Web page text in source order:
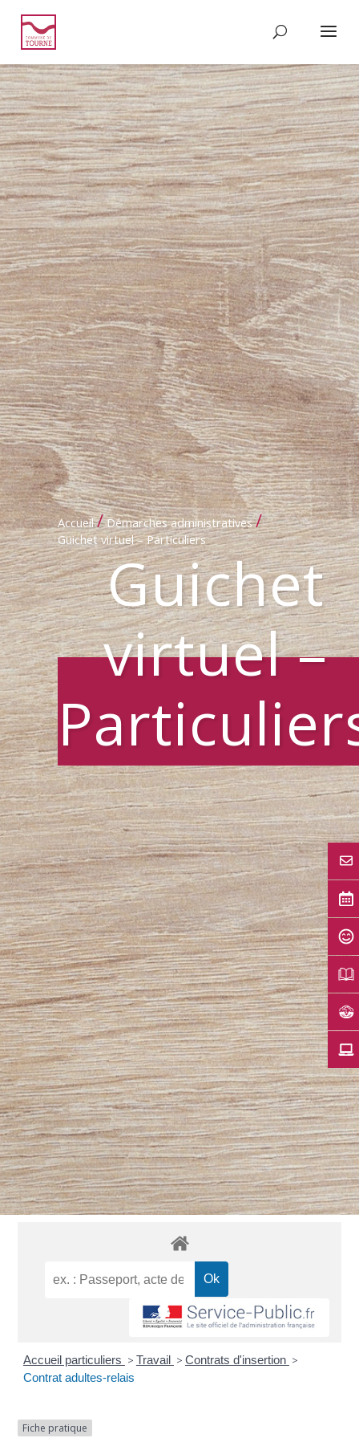
Accueil / Démarches administratives /
Guichet virtuel – Particuliers
Guichet
virtuel –
Accueil particuliers > Travail > Contrats d'insertion >
Contrat adultes-relais
Fiche pratique